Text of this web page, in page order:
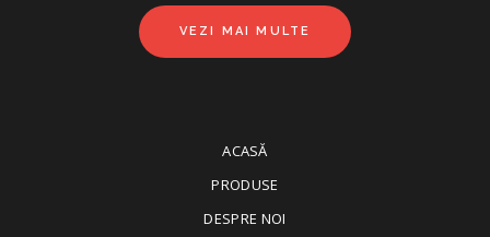
VEZI MAI MULTE
ACASĂ
PRODUSE
DESPRE NOI